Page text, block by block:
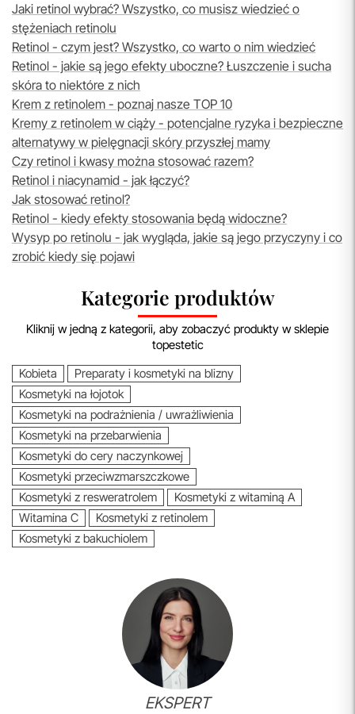
Jaki retinol wybrać? Wszystko, co musisz wiedzieć o
stężeniach retinolu
Retinol - czym jest? Wszystko, co warto o nim wiedzieć
Retinol - jakie są jego efekty uboczne? Łuszczenie i sucha
skóra to niektóre z nich
Krem z retinolem - poznaj nasze TOP 10
Kremy z retinolem w ciąży - potencjalne ryzyka i bezpieczne
alternatywy w pielęgnacji skóry przyszłej mamy
Czy retinol i kwasy można stosować razem?
Retinol i niacynamid - jak łączyć?
Jak stosować retinol?
Retinol - kiedy efekty stosowania będą widoczne?
Wysyp po retinolu - jak wygląda, jakie są jego przyczyny i co
zrobić kiedy się pojawi
Kategorie produktów
Kliknij w jedną z kategorii, aby zobaczyć produkty w sklepie
topestetic
Kobieta
Preparaty i kosmetyki na blizny
Kosmetyki na łojotok
Kosmetyki na podrażnienia / uwrażliwienia
Kosmetyki na przebarwienia
Kosmetyki do cery naczynkowej
Kosmetyki przeciwzmarszczkowe
Kosmetyki z resweratrolem
Kosmetyki z witaminą A
Witamina C
Kosmetyki z retinolem
Kosmetyki z bakuchiolem
EKSPERT